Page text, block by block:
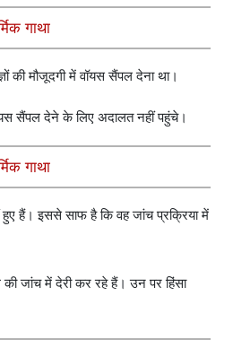
गाथा
की मौजूदगी में वॉयस सैंपल देना था।
सैंपल देने के लिए अदालत नहीं पहुंचे।
गाथा
हुए हैं। इससे साफ है कि वह जांच प्रक्रिया में
जांच में देरी कर रहे हैं। उन पर हिंसा